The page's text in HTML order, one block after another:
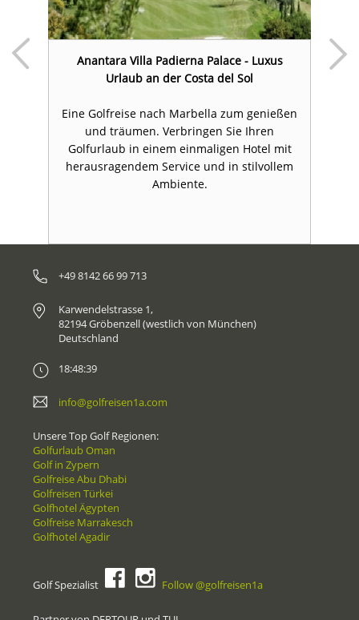
Anantara Villa Padierna Palace - Luxus
Urlaub an der Costa del Sol
Eine Golfreise nach Marbella zum genießen
und träumen. Verbringen Sie Ihren
Golfurlaub in einem einmaligen Hotel mit
herausragendem Service und in stilvollem
Ambiente.
+49 8142 66 99 713
Karwendelstrasse 1,
82194 Gröbenzell (westlich von München)
Deutschland
18:48:39
info@golfreisen1a.com
Unsere Top Golf Regionen:
Golfurlaub Oman
Golf in Zypern
Golfreise Abu Dhabi
Golfreisen Türkei
Golfhotel Ägypten
Golfreise Marrakesch
Golfhotel Agadir
Golf Spezialist Follow @golfreisen1a